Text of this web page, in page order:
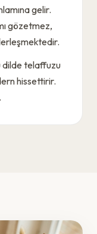
gelir.
gözetmez,
dilde telaffuzu
hissettirir.